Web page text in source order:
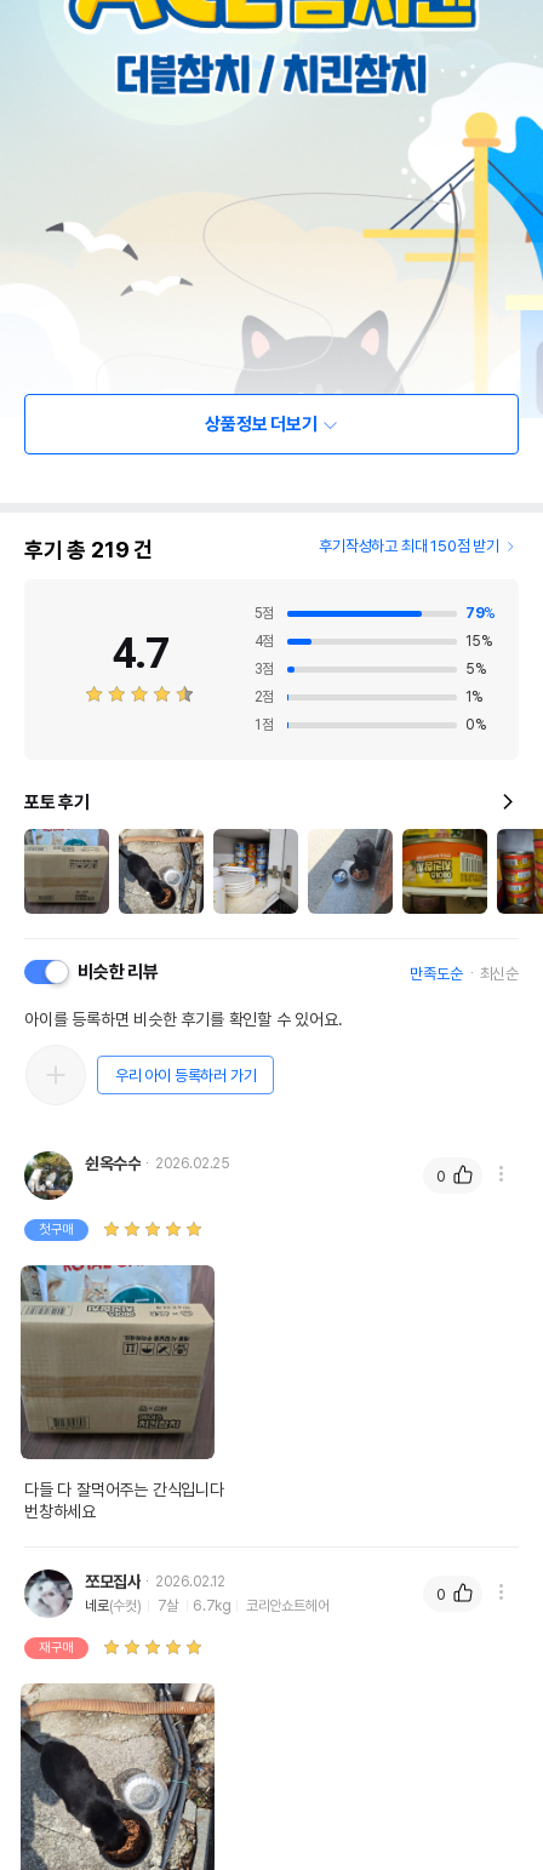
상품정보 더보기
후기 총 219건 후기작성하고 최대 150점 받기
4.7
5점 79%
4점 15%
3점 5%
2점 1 %
1 점 0%
포토 후기
비슷한 리뷰 만족도순 최신순
아이를 등록하면 비슷한 후기를 확인할 수 있어요.
우리 아이 등록하러 가기
쉰옥수수 2026.02.25
첫구매
다들 다 잘먹어주는 간식입니다
번창하세요
0
쪼모집사
2026.02.12
네로(수컷) 7살 6.7kg 코리안쇼트헤어
재구매
0